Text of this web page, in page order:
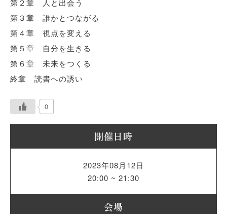
第２章 人と出会う
第３章 誰かとつながる
第４章 視点を変える
第５章 自分を生きる
第６章 未来をつくる
終章 読書への誘い
0
開催日時
2023年08月12日
20:00 ~ 21:30
会場